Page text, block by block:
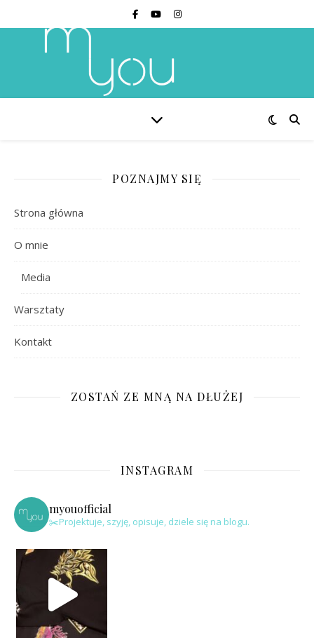
POZNAJMY SIĘ
Strona główna
O mnie
Media
Warsztaty
Kontakt
ZOSTAŃ ZE MNĄ NA DŁUŻEJ
INSTAGRAM
myouofficial
✂️Projektuje, szyję, opisuje, dziele się na blogu.